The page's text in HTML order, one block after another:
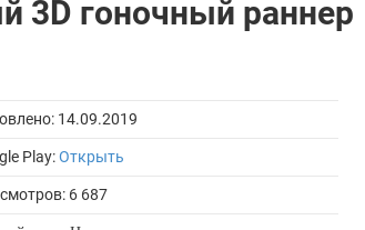
3D гоночный раннер
14.09.2019
Play:Открыть
6 687